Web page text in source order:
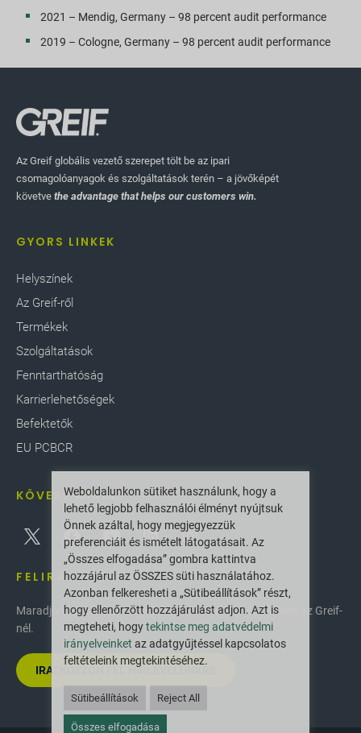
2021 – Mendig, Germany – 98 percent audit performance
2019 – Cologne, Germany – 98 percent audit performance
Az Greif globális vezető szerepet tölt be az ipari
csomagolóanyagok és szolgáltatások terén – a jövőképét
követve the advantage that helps our customers win.
GYORS LINKEK
Helyszínek
Az Greif-ről
Termékek
Szolgáltatások
Fenntarthatóság
Karrierlehetőségek
Befektetők
EU PCBCR
KÖVESS MINKET
FELIRATKOZÁS
Maradjon naprakész a legújabb innovációkkal és hírekkel az Greif-
nél.
IRATKOZZON FEL HÍRLEVELÜNKRE
Weboldalunkon sütiket használunk, hogy a
lehető legjobb felhasználói élményt nyújtsuk
Önnek azáltal, hogy megjegyezzük
preferenciáit és ismételt látogatásait. Az
„Összes elfogadása” gombra kattintva
hozzájárul az ÖSSZES süti használatához.
Azonban felkeresheti a „Sütibeállítások” részt,
hogy ellenőrzött hozzájárulást adjon. Azt is
megteheti, hogytekintse meg adatvédelmi
irányelveinket az adatgyűjtéssel kapcsolatos
feltételeink megtekintéséhez.
Sütibeállítások Reject All
Összes elfogadása